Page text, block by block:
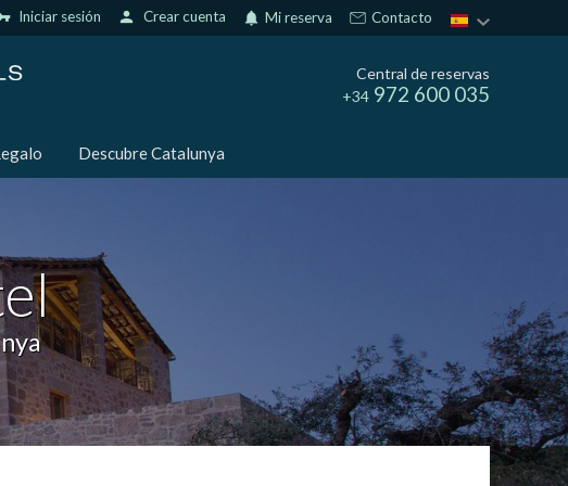
Iniciar sesión person Crear cuenta notifications Mi reserva Contacto
Central de reservas
+34 972 600 035
Descubre Catalunya
Siempre activas